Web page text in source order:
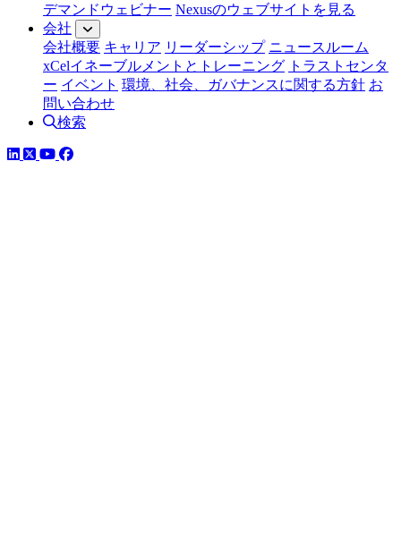
デマンドウェビナー Nexusのウェブサイトを見る
会社
会社概要 キャリア リーダーシップ ニュースルーム
xCelイネーブルメントとトレーニング トラストセンタ
ー イベント 環境、社会、ガバナンスに関する方針 お
問い合わせ
検索
LinkedIn
ツイッター
YouTube
Facebook